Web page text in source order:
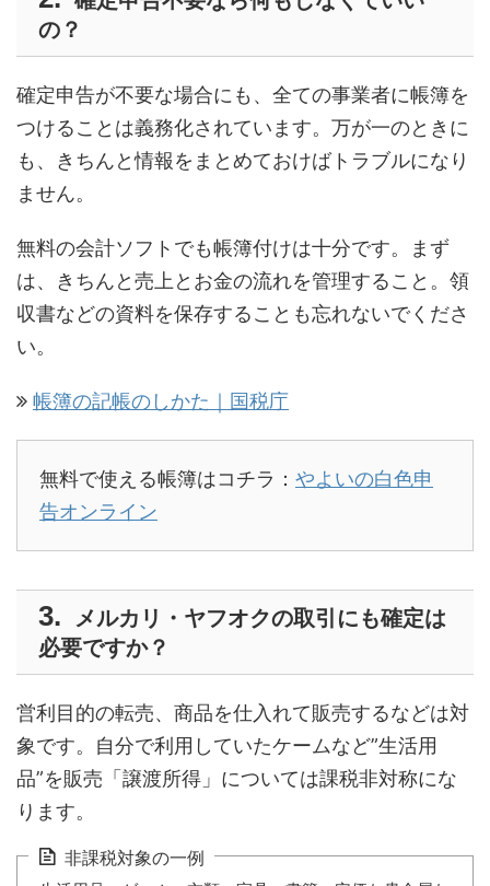
の？
確定申告が不要な場合にも、全ての事業者に帳簿を
つけることは義務化されています。万が一のときに
も、きちんと情報をまとめておけばトラブルになり
ません。
無料の会計ソフトでも帳簿付けは十分です。まず
は、きちんと売上とお金の流れを管理すること。領
収書などの資料を保存することも忘れないでくださ
い。
帳簿の記帳のしかた｜国税庁
無料で使える帳簿はコチラ： やよいの白色申
告オンライン
メルカリ・ヤフオクの取引にも確定は
必要ですか？
営利目的の転売、商品を仕入れて販売するなどは対
象です。自分で利用していたケームなど”生活用
品”を販売「譲渡所得」については課税非対称にな
ります。
非課税対象の一例